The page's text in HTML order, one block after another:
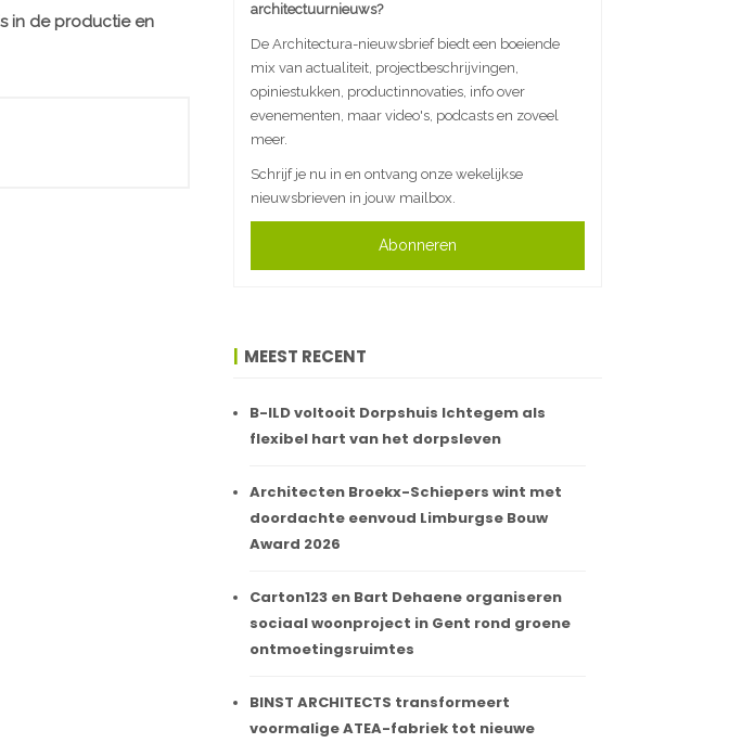
in de productie en
architectuurnieuws?
De Architectura-nieuwsbrief biedt een boeiende
mix van actualiteit, projectbeschrijvingen,
opiniestukken, productinnovaties, info over
evenementen, maar video's, podcasts en zoveel
meer.
Schrijf je nu in en ontvang onze wekelijkse
nieuwsbrieven in jouw mailbox.
Abonneren
MEEST RECENT
B-ILD voltooit Dorpshuis Ichtegem als
flexibel hart van het dorpsleven
Architecten Broekx-Schiepers wint met
doordachte eenvoud Limburgse Bouw
Award 2026
Carton123 en Bart Dehaene organiseren
sociaal woonproject in Gent rond groene
ontmoetingsruimtes
BINST ARCHITECTS transformeert
voormalige ATEA-fabriek tot nieuwe